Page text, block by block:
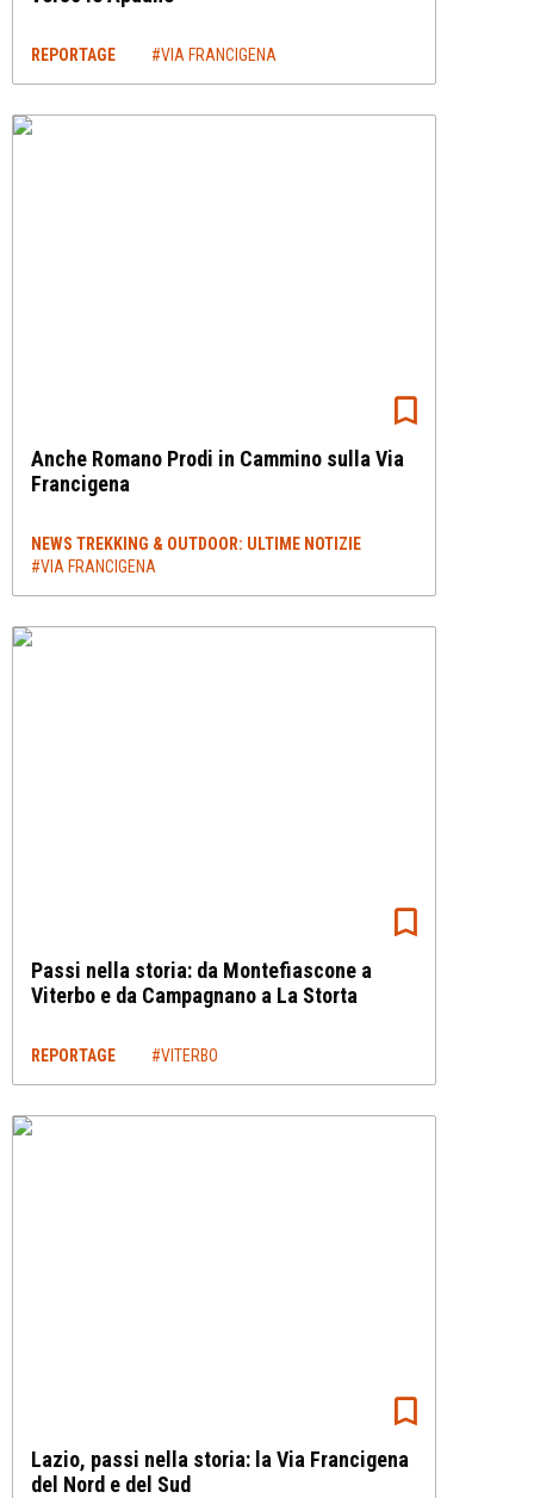
REPORTAGE #VIA FRANCIGENA
Anche Romano Prodi in Cammino sulla Via
Francigena
NEWS TREKKING & OUTDOOR: ULTIME NOTIZIE
#VIA FRANCIGENA
Passi nella storia: da Montefiascone a
Viterbo e da Campagnano a La Storta
REPORTAGE #VITERBO
Lazio, passi nella storia: la Via Francigena
del Nord e del Sud